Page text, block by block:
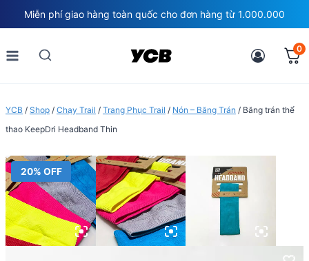
to
content
Miễn phí giao hàng toàn quốc cho đơn hàng từ 1.000.000
0
YCB / Shop / Chạy Trail / Trang Phục Trail / Nón – Băng Trán / Băng trán thể
thao KeepDri Headband Thin
20% OFF